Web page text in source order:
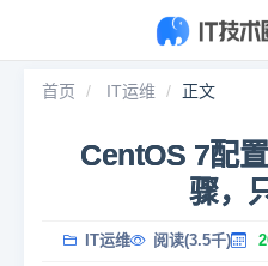
首页 IT运维 正文
CentOS 7配
骤，
IT运维 阅读(3.5千)